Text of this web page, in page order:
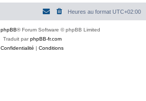
Heures au format UTC+02:00
phpBB® Forum Software © phpBB Limited
Traduit parphpBB-fr.com
Confidentialité | Conditions